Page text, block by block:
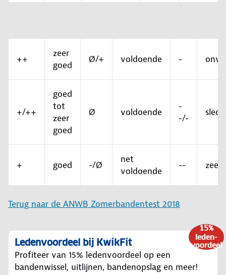
++
zeer
goed
Ø/+ voldoende -
+/++
goed
tot
zeer
goed
Ø voldoende
-
-/-
+ goed -/Ø
net
voldoende
-- zeer
Terug naar de ANWB Zomerbandentest 2018
15%
leden-
voordeel
Ledenvoordeel bij KwikFit
Profiteer van 15% ledenvoordeel op een
bandenwissel, uitlijnen, bandenopslag en meer!